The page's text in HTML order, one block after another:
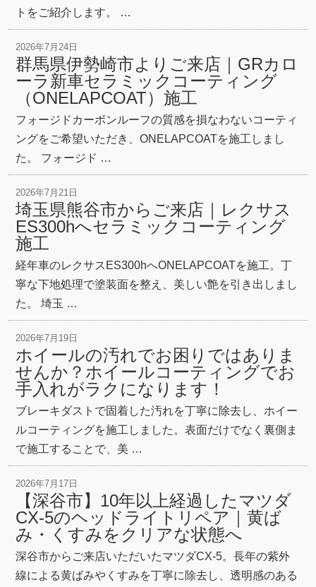
トをご紹介します。 …
2026年7月24日
群馬県伊勢崎市よりご来店｜GRカロ
ーラ新車セラミックコーティング
（ONELAPCOAT）施工
フォージドカーボンルーフの質感を損なわないコーティ
ングをご希望いただき、ONELAPCOATを施工しまし
た。 フォージド …
2026年7月21日
埼玉県熊谷市からご来店｜レクサス
ES300hへセラミックコーティング
施工
経年車のレクサスES300hへONELAPCOATを施工。丁
寧な下地処理で塗装面を整え、美しい艶を引き出しまし
た。 埼玉 …
2026年7月19日
ホイールの汚れでお困りではありま
せんか？ホイールコーティングでお
手入れがラクになります！
ブレーキダストで固着した汚れを丁寧に除去し、ホイー
ルコーティングを施工しました。表面だけでなく裏側ま
で施工することで、美 …
2026年7月17日
【深谷市】10年以上経過したマツダ
CX-5のヘッドライトリペア｜黄ば
み・くすみをクリアな状態へ
深谷市からご来店いただいたマツダCX-5。長年の紫外
線による黄ばみやくすみを丁寧に除去し、透明感のある